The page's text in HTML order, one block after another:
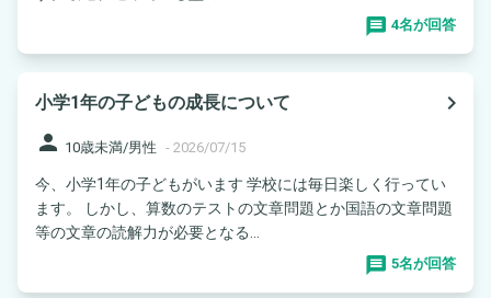
4名が回答
小学1年の子どもの成長について
navigate_next
person 10歳未満/男性 - 2026/07/15
今、小学1年の子どもがいます 学校には毎日楽しく行ってい
ます。 しかし、算数のテストの文章問題とか国語の文章問題
等の文章の読解力が必要となる...
5名が回答